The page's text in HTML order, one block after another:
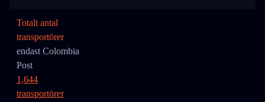
Totalt antal
transportörer
endast Colombia
Post
1,644
transportörer